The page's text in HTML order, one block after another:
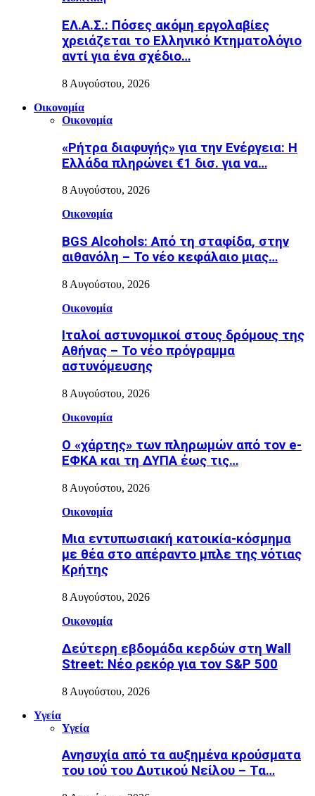
ΕΛ.Α.Σ.: Πόσες ακόμη εργολαβίες
χρειάζεται το Ελληνικό Κτηματολόγιο
αντί για ένα σχέδιο…
8 Αυγούστου, 2026
Οικονομία
Οικονομία
«Ρήτρα διαφυγής» για την Ενέργεια: Η
Ελλάδα πληρώνει €1 δισ. για να…
8 Αυγούστου, 2026
Οικονομία
BGS Alcohols: Από τη σταφίδα, στην
αιθανόλη – Το νέο κεφάλαιο μιας…
8 Αυγούστου, 2026
Οικονομία
Ιταλοί αστυνομικοί στους δρόμους της
Αθήνας – Το νέο πρόγραμμα
αστυνόμευσης
8 Αυγούστου, 2026
Οικονομία
Ο «χάρτης» των πληρωμών από τον e-
ΕΦΚΑ και τη ΔΥΠΑ έως τις…
8 Αυγούστου, 2026
Οικονομία
Μια εντυπωσιακή κατοικία-κόσμημα
με θέα στο απέραντο μπλε της νότιας
Κρήτης
8 Αυγούστου, 2026
Οικονομία
Δεύτερη εβδομάδα κερδών στη Wall
Street: Νέο ρεκόρ για τον S&P 500
8 Αυγούστου, 2026
Υγεία
Υγεία
Ανησυχία από τα αυξημένα κρούσματα
του ιού του Δυτικού Νείλου – Τα…